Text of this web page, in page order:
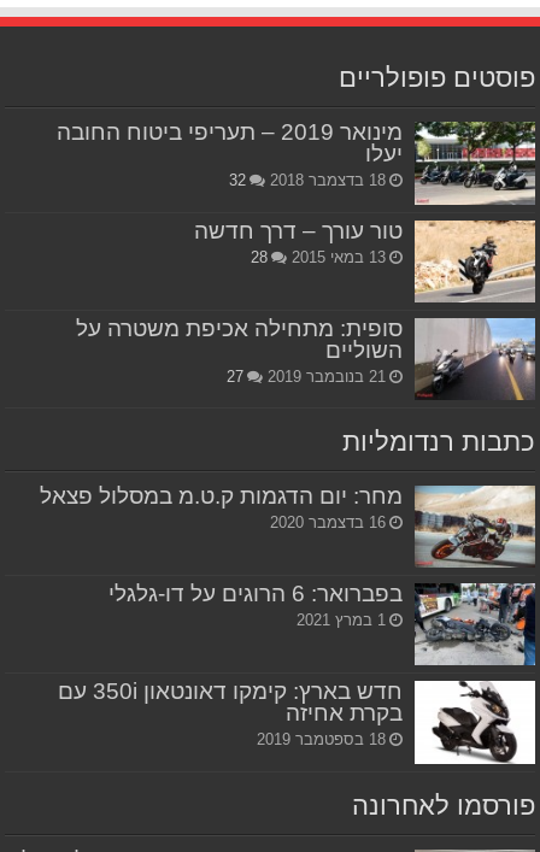
פוסטים פופולריים
מינואר 2019 – תעריפי ביטוח החובה
יעלו
18 בדצמבר 2018 32
טור עורך – דרך חדשה
13 במאי 2015 28
סופית: מתחילה אכיפת משטרה על
השוליים
21 בנובמבר 2019 27
כתבות רנדומליות
מחר: יום הדגמות ק.ט.מ במסלול פצאל
16 בדצמבר 2020
בפברואר: 6 הרוגים על דו-גלגלי
1 במרץ 2021
חדש בארץ: קימקו דאונטאון 350i עם
בקרת אחיזה
18 בספטמבר 2019
פורסמו לאחרונה